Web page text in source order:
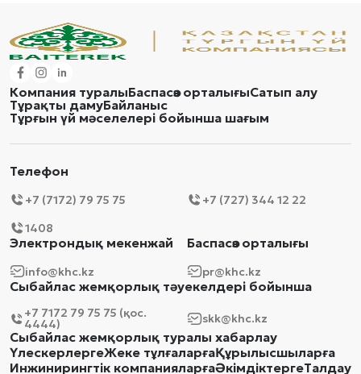
Компания туралыБаспасөз орталығыСатып алу
Тұрақты дамуБайланыс
Тұрғын үй мәселелері бойынша шағым
Телефон
+7 (7172) 79 75 75
+7 (727) 344 12 22
1408
Электрондық мекенжай
info@khc.kz
Баспасөз орталығы
pr@khc.kz
Сыбайлас жемқорлық тәуекелдері бойынша
+7 7172 79 75 75 (қос.
4444) skk@khc.kz
Сыбайлас жемқорлық туралы хабарлау
ҮлескерлергеЖеке тұлғаларғаҚұрылысшыларға
Инжинирингтік компанияларғаӘкімдіктергеТалдау